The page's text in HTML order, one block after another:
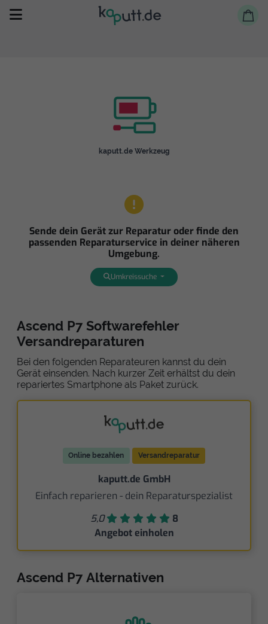
Selbst reparieren
kaputt.de Werkzeug
Sende dein Gerät zur Reparatur oder finde den
passenden Reparaturservice in deiner näheren
Umgebung.
Umkreissuche
Ascend P7 Softwarefehler
Versandreparaturen
Bei den folgenden Reparateuren kannst du dein
Gerät einsenden. Nach kurzer Zeit erhältst du dein
repariertes Smartphone als Paket zurück.
Online bezahlen Versandreparatur
kaputt.de GmbH
Einfach reparieren - dein Reparaturspezialist
5,0
8
Angebot einholen
Ascend P7 Alternativen